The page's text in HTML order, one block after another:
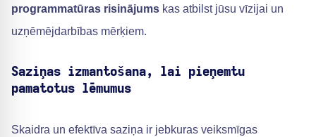
programmatūras risinājums kas atbilst jūsu vīzijai un
uzņēmējdarbības mērķiem.
Saziņas izmantošana, lai pieņemtu
pamatotus lēmumus
Skaidra un efektīva saziņa ir jebkuras veiksmīgas